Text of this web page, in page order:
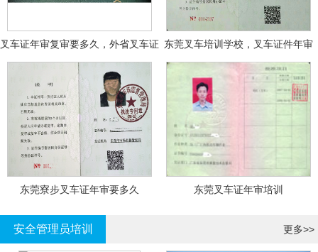
叉车证年审复审要多久，外省叉车证
年审换证
东莞叉车培训学校，叉车证件年审
东莞寮步叉车证年审要多久 东莞叉车证年审培训
安全管理员培训 更多>>